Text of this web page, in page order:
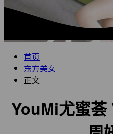
首页
东方美女
正文
YouMi尤蜜